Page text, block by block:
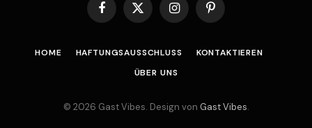
Facebook
X
InstagramPinterest
HOME HAFTUNGSAUSSCHLUSS
KONTAKTIEREN
ÜBER UNS
© 2026 Gast Vibes. Design von Gast Vibes.